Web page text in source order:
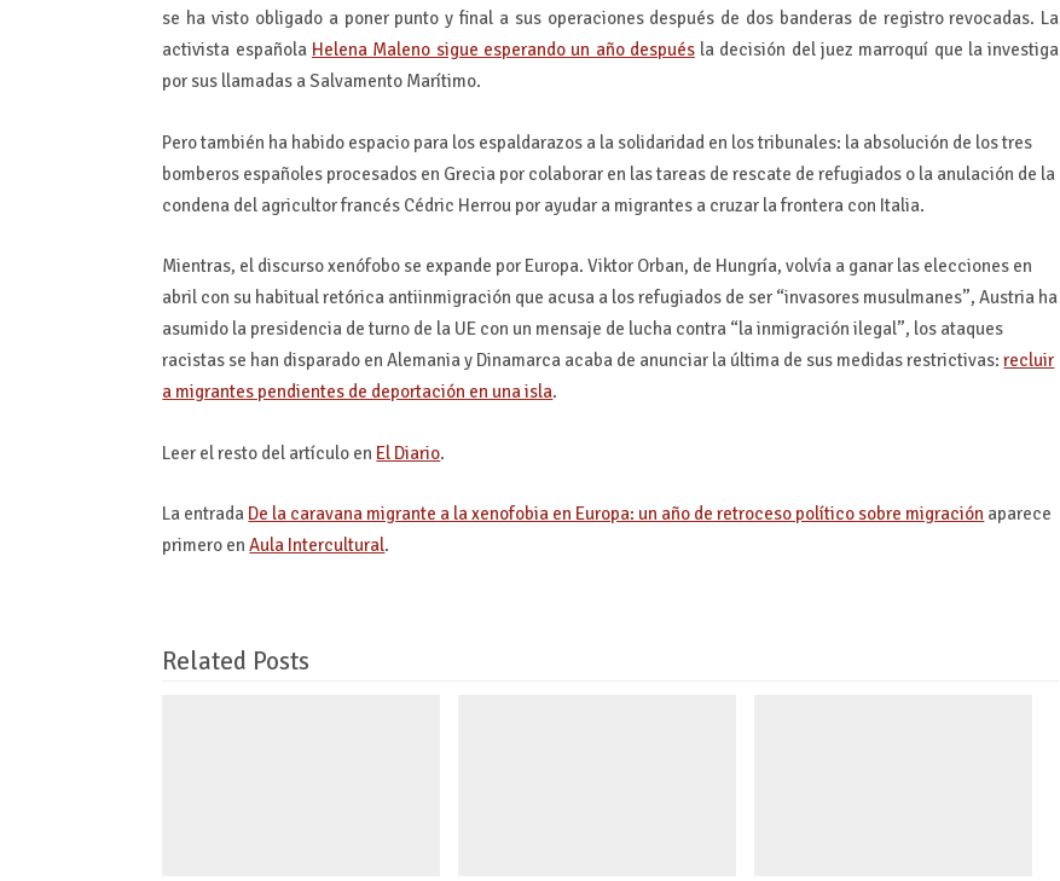
se ha visto obligado a poner punto y final a sus operaciones después de dos banderas de registro revocadas. La
activista española Helena Maleno sigue esperando un año despuésla decisión del juez marroquí que la investiga
por sus llamadas a Salvamento Marítimo.
Pero también ha habido espacio para los espaldarazos a la solidaridad en los tribunales: la absolución de los tres
bomberos españoles procesados en Grecia por colaborar en las tareas de rescate de refugiados o la anulación de la
condena del agricultor francés Cédric Herrou por ayudar a migrantes a cruzar la frontera con Italia.
Mientras, el discurso xenófobo se expande por Europa. Viktor Orban, de Hungría, volvía a ganar las elecciones en
abril con su habitual retórica antiinmigración que acusa a los refugiados de ser “invasores musulmanes”, Austria ha
asumido la presidencia de turno de la UE con un mensaje de lucha contra “la inmigración ilegal”, los ataques
racistas se han disparado en Alemania y Dinamarca acaba de anunciar la última de sus medidas restrictivas:recluir
a migrantes pendientes de deportación en una isla.
Leer el resto del artículo en El Diario.
La entrada De la caravana migrante a la xenofobia en Europa: un año de retroceso político sobre migración aparece
primero enAula Intercultural.
Related Posts